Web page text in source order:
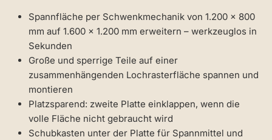
Spannfläche per Schwenkmechanik von 1.200 × 800
mm auf 1.600 × 1.200 mm erweitern – werkzeuglos in
Sekunden
Große und sperrige Teile auf einer
zusammenhängenden Lochrasterfläche spannen und
montieren
Platzsparend: zweite Platte einklappen, wenn die
volle Fläche nicht gebraucht wird
Schubkasten unter der Platte für Spannmittel und